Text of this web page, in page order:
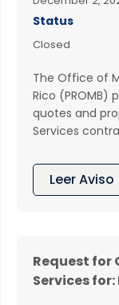
Status
Closed
The Office of
Rico
quotes and
Services
Leer Aviso
Request for
Services